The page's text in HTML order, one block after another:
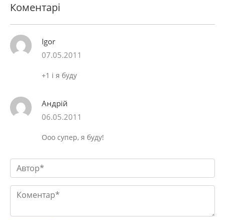
Коментарі
Igor
07.05.2011
+1 і я буду
Андрій
06.05.2011
Ооо супер, я буду!